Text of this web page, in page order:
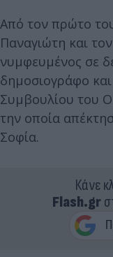
Από τον πρώτο
Παναγιώτη και
νυμφευμένος σε
δημοσιογράφο
Συμβουλίου του
την οποία
Σοφία.
Κάνε
Flash.gr